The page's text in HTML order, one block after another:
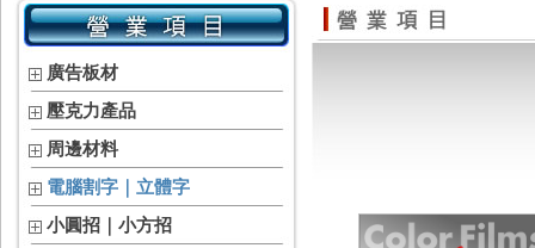
廣告板材
壓克力產品
周邊材料
電腦割字｜立體字
小圓招｜小方招